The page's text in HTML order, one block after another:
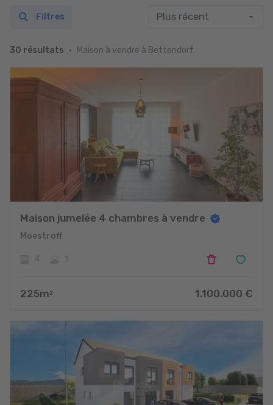
30 résultats Maison à vendre à Bettendorf
Filtres
Maison jumelée 4 chambres à vendre
Moestroff
225m 2 1.100.000 €